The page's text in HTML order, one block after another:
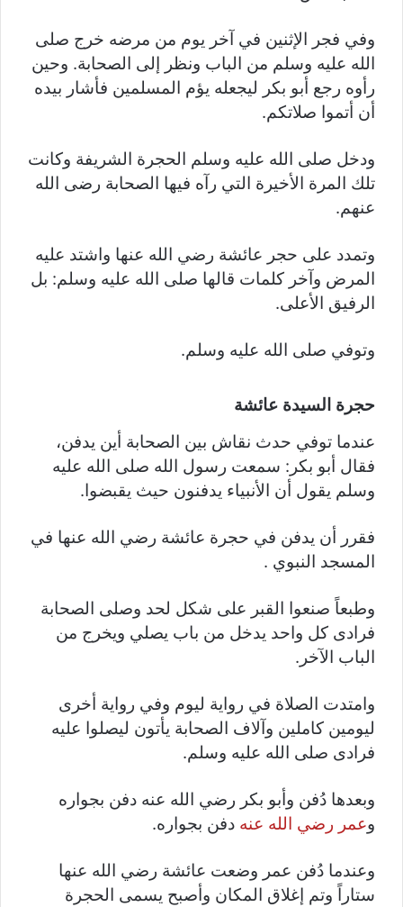
وفي فجر الإثنين في آخر يوم من مرضه خرج صلى
الله عليه وسلم من الباب ونظر إلى الصحابة. وحين
رأوه رجع أبو بكر ليجعله يؤم المسلمين فأشار بيده
أن أتموا صلاتكم.
ودخل صلى الله عليه وسلم الحجرة الشريفة وكانت
تلك المرة الأخيرة التي رآه فيها الصحابة رضى الله
عنهم.
وتمدد على حجر عائشة رضي الله عنها واشتد عليه
المرض وآخر كلمات قالها صلى الله عليه وسلم: بل
الرفيق الأعلى.
وتوفي صلى الله عليه وسلم.
حجرة السيدة عائشة
عندما توفي حدث نقاش بين الصحابة أين يدفن،
فقال أبو بكر: سمعت رسول الله صلى الله عليه
وسلم يقول أن الأنبياء يدفنون حيث يقبضوا.
فقرر أن يدفن في حجرة عائشة رضي الله عنها في
المسجد النبوي .
وطبعاً صنعوا القبر على شكل لحد وصلى الصحابة
فرادى كل واحد يدخل من باب يصلي ويخرج من
الباب الآخر.
وامتدت الصلاة في رواية ليوم وفي رواية أخرى
ليومين كاملين وآلاف الصحابة يأتون ليصلوا عليه
فرادى صلى الله عليه وسلم.
وبعدها دُفن وأبو بكر رضي الله عنه دفن بجواره
وعمر رضي الله عنه دفن بجواره.
وعندما دُفن عمر وضعت عائشة رضي الله عنها
ستاراً وتم إغلاق المكان وأصبح يسمى الحجرة